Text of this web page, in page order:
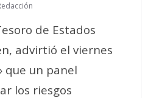
de Estados
advirtió el viernes
que un panel
los riesgos